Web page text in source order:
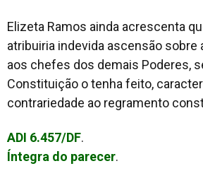
Elizeta Ramos ainda acrescenta
atribuiria indevida ascensão sobre
aos chefes dos demais Poderes,
Constituição o tenha feito,
contrariedade ao regramento
ADI 6.457/DF.
Íntegra do parecer.